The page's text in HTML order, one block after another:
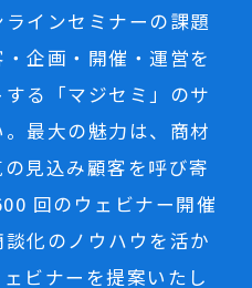
インセミナーの課題
企画・開催・運営を
る「マジセミ」のサ
最大の魅力は、商材
見込み顧客を呼び寄
回のウェビナー開催
化のノウハウを活か
ビナーを提案いたし